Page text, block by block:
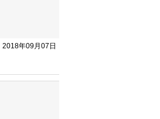
2018年09月07日